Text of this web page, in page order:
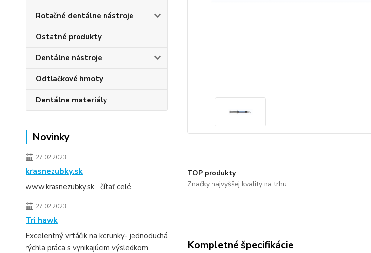
Rotačné dentálne nástroje
Ostatné produkty
Dentálne nástroje
Odtlačkové hmoty
Dentálne materiály
Novinky
27.02.2023
krasnezubky.sk
www.krasnezubky.sk čítať celé
27.02.2023
Tri hawk
Excelentný vrtáčik na korunky- jednoduchá
rýchla práca s vynikajúcim výsledkom.
TOP produkty
Značky najvyššej kvality na trhu.
Kompletné špecifikácie